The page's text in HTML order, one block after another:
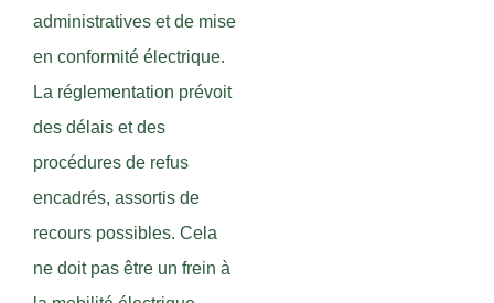
administratives et de mise
en conformité électrique.
La réglementation prévoit
des délais et des
procédures de refus
encadrés, assortis de
recours possibles. Cela
ne doit pas être un frein à